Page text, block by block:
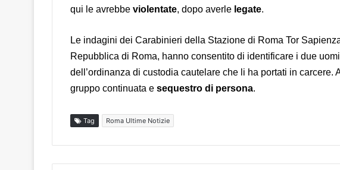
qui le avrebbe violentate, dopo averle legate.
Le indagini dei Carabinieri della Stazione di Roma Tor
Repubblica di Roma, hanno consentito di identificare i due
dell’ordinanza di custodia cautelare che li ha portati in carcere.
gruppo continuata e sequestro di persona.
Tag Roma Ultime Notizie